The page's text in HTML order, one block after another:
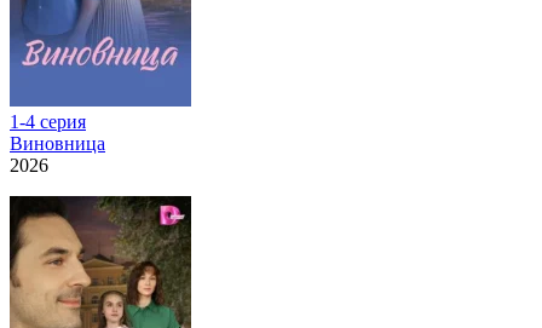
1-4 серия
Виновница
2026